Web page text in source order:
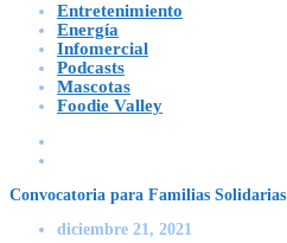
Entretenimiento
Energía
Infomercial
Podcasts
Mascotas
Foodie Valley
Convocatoria para Familias Solidarias
diciembre 21, 2021